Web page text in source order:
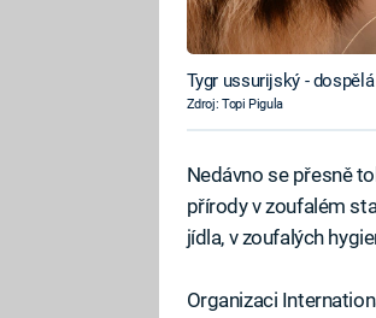
Tygr ussurijský -
Zdroj: Topi Pigula
Nedávno se přesně
přírody v zoufalém
jídla, v zoufalých
Organizaci